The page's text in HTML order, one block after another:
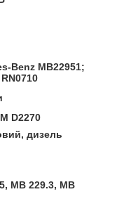
Benz MB22951;
D2270
дизель
MB 229.3, MB